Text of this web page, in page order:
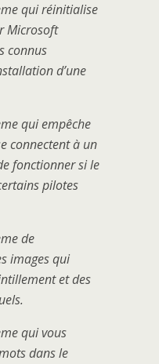
qui réinitialise
Microsoft
connus
d’une
qui empêche
connectent à un
fonctionner si le
pilotes
de
images qui
et des
qui vous
dans le